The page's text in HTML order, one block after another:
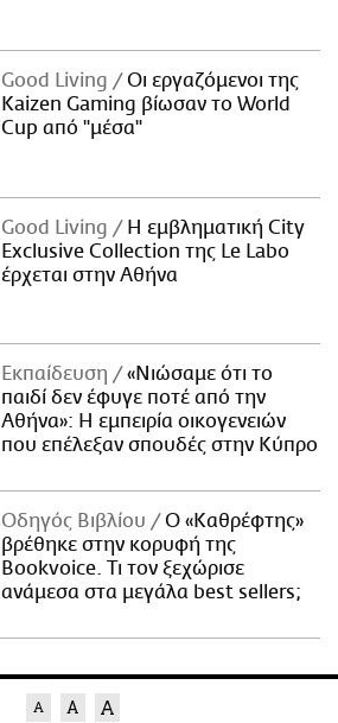
Good Living
Οι εργαζόμενοι της
Kaizen Gaming βίωσαν το World
Cup από "μέσα"
Good Living
Η εμβληματική City
Exclusive Collection της Le Labo
έρχεται στην Αθήνα
Εκπαίδευση
«Νιώσαμε ότι το
παιδί δεν έφυγε ποτέ από την
Αθήνα»: Η εμπειρία οικογενειών
που επέλεξαν σπουδές στην Κύπρο
Οδηγός Βιβλίου
Ο «Καθρέφτης»
βρέθηκε στην κορυφή της
Bookvoice. Τι τον ξεχώρισε
ανάμεσα στα μεγάλα best sellers;